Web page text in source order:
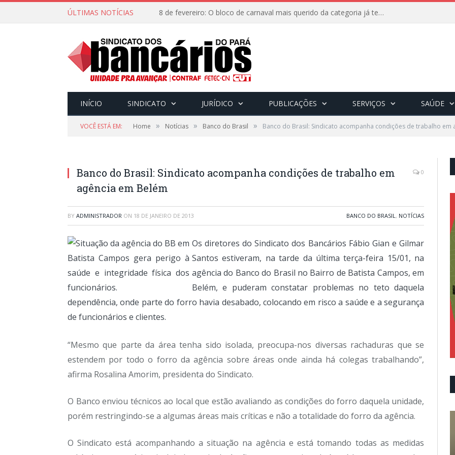
ÚLTIMAS NOTÍCIAS 8 de fevereiro: O bloco de carnaval mais querido da categoria já tem data. Vem pro CarnaBancários 2025!
INÍCIO SINDICATO JURÍDICO PUBLICAÇÕES SERVIÇOS SAÚDE
VOCÊ ESTÁ EM: Home » Notícias » Banco do Brasil » Banco do Brasil: Sindicato acompanha condições de trabalho em
Banco do Brasil: Sindicato acompanha condições de trabalho em
agência em Belém
0
BY ADMINISTRADOR ON 18 DE JANEIRO DE 2013 BANCO DO BRASIL, NOTÍCIAS
Os diretores do Sindicato dos Bancários Fábio Gian e Gilmar
Santos estiveram, na tarde da última terça-feira 15/01, na
agência do Banco do Brasil no Bairro de Batista Campos, em
Belém, e puderam constatar problemas no teto daquela
dependência, onde parte do forro havia desabado, colocando em risco a saúde e a segurança
de funcionários e clientes.
“Mesmo que parte da área tenha sido isolada, preocupa-nos diversas rachaduras que se
estendem por todo o forro da agência sobre áreas onde ainda há colegas trabalhando”,
afirma Rosalina Amorim, presidenta do Sindicato.
O Banco enviou técnicos ao local que estão avaliando as condições do forro daquela unidade,
porém restringindo-se a algumas áreas mais críticas e não a totalidade do forro da agência.
O Sindicato está acompanhando a situação na agência e está tomando todas as medidas